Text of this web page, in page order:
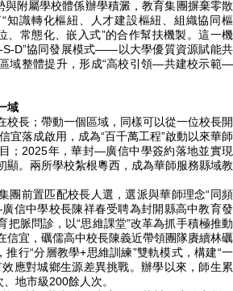
與附屬學校體係辦學積澱，教育集團摒棄零散
知識轉化樞紐、人才建設樞紐、組織協同樞
、常態化、嵌入式”的合作幫扶機製。這一機
S-D”協同發展模式——以大學優質資源賦能共
域整體提升，形成“高校引領—共建校示範—
域
校長；帶動一個區域，同樣可以從一位校長開
宜落成啟用，成為“百千萬工程”啟動以來華師
；2025年，華封—廣信中學簽約落地並實現
顯。兩所學校紮根粵西，成為華師服務縣域教
團前置匹配校長人選，選派與華師理念“同頻
信中學校長陳祥春受聘為封開縣高中教育發
把脈問診，以“思維課堂”改革為抓手積極推動
信宜，礪儒高中校長陳義近帶領團隊賡續林礪
推行“分層教學+思維訓練”雙軌模式，構建“一
應對城鄉生源差異挑戰。辦學以來，師生累
地市級200餘人次。